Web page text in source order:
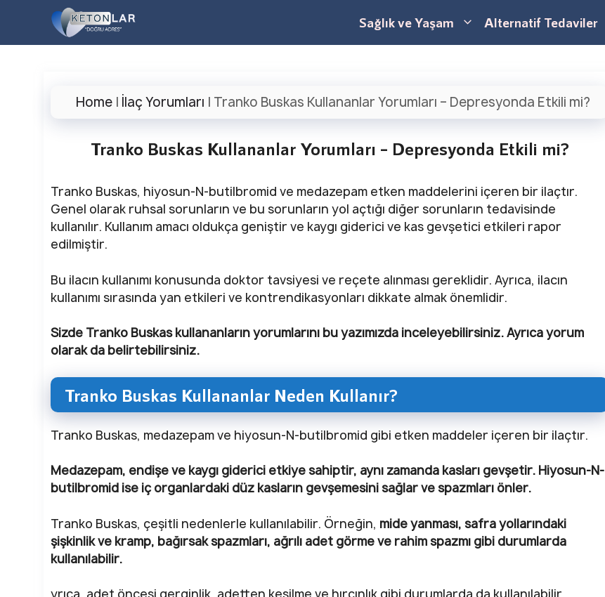
Sağlık ve Yaşam Alternatif Tedaviler
Home | İlaç Yorumları | Tranko Buskas Kullananlar Yorumları – Depresyonda Etkili mi?
Tranko Buskas Kullananlar Yorumları – Depresyonda Etkili mi?
Tranko Buskas, hiyosun-N-butilbromid ve medazepam etken maddelerini içeren bir ilaçtır.
Genel olarak ruhsal sorunların ve bu sorunların yol açtığı diğer sorunların tedavisinde
kullanılır. Kullanım amacı oldukça geniştir ve kaygı giderici ve kas gevşetici etkileri rapor
edilmiştir.
Bu ilacın kullanımı konusunda doktor tavsiyesi ve reçete alınması gereklidir. Ayrıca, ilacın
kullanımı sırasında yan etkileri ve kontrendikasyonları dikkate almak önemlidir.
Sizde Tranko Buskas kullananların yorumlarını bu yazımızda inceleyebilirsiniz. Ayrıca yorum
olarak da belirtebilirsiniz.
Tranko Buskas Kullananlar Neden Kullanır?
Tranko Buskas, medazepam ve hiyosun-N-butilbromid gibi etken maddeler içeren bir ilaçtır.
Medazepam, endişe ve kaygı giderici etkiye sahiptir, aynı zamanda kasları gevşetir. Hiyosun-N-
butilbromid ise iç organlardaki düz kasların gevşemesini sağlar ve spazmları önler.
Tranko Buskas, çeşitli nedenlerle kullanılabilir. Örneğin, mide yanması, safra yollarındaki
şişkinlik ve kramp, bağırsak spazmları, ağrılı adet görme ve rahim spazmı gibi durumlarda
kullanılabilir.